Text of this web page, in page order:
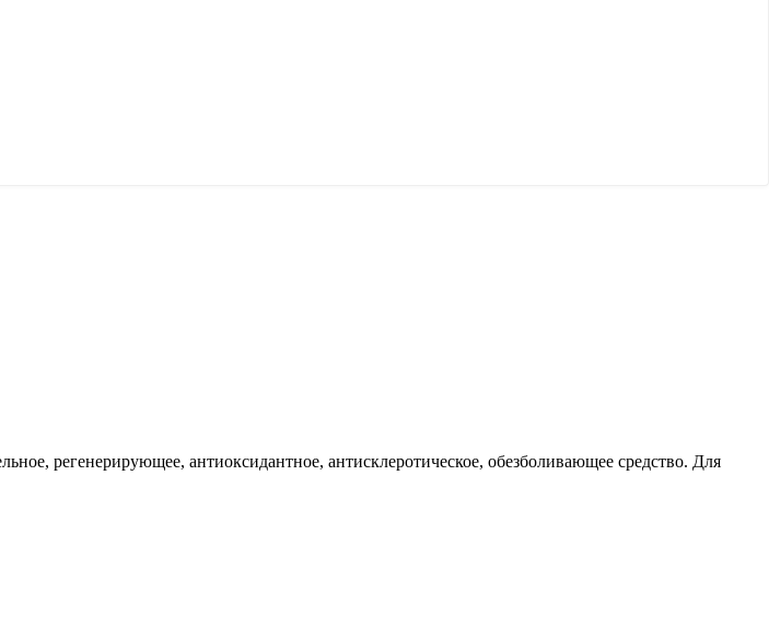
регенерирующее, антиоксидантное, антисклеротическое, обезболивающее средство. Для